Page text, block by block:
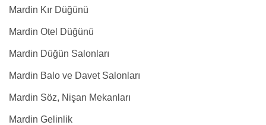
Mardin Kır Düğünü
Mardin Otel Düğünü
Mardin Düğün Salonları
Mardin Balo ve Davet Salonları
Mardin Söz, Nişan Mekanları
Mardin Gelinlik